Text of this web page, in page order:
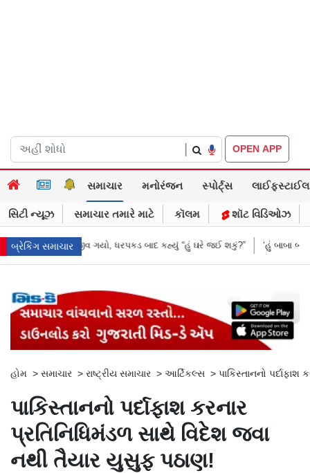
OPEN APP
સમાચાર મનોરંજન સ્પોર્ટ્સ લાઈફસ્ટાઈલ
સિટી ન્યૂઝ સમાચાર તમારે માટે કૉલમ શૉટ વિડિઓઝ
બ્રેકિંગ સમાચાર
કહ્યું “હું ઘરે જઈ શકું?” ‘હું બાબા બાગેશ્વર નથી...’: IIT દિલ્હીમાં વિદ્યાર્થીઓ
હોમ > સમાચાર > રાષ્ટ્રીય સમાચાર > આર્ટિકલ્સ > પાકિસ્તાનનો
પાકિસ્તાનનો પર્દાફાશ કરનાર
પ્રતિનિધિમંડળ સાથે વિદેશ જવા
નથી તૈયાર યુસુફ પઠાણ!